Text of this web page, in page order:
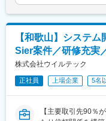
・マンツーマンに
研修は4,500本の研
エンジニアの経験
面研修です。実務
ンジニア個人に向
を実現できると考
・エンジニアリン
※配属先平均人数は
なります。
就業形態は下記い
・自社開発センタ
・クライアント企
■リモートワーク
【和歌山】システ
Sier案件／研修充実
株式会社ウイルテック
正社員 上場企業 5名
【主要取引先90％